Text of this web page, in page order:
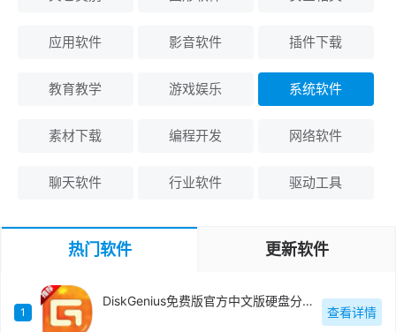
应用软件 影音软件 插件下载
教育教学 游戏娱乐 系统软件
素材下载 编程开发 网络软件
聊天软件 行业软件 驱动工具
热门软件 更新软件
1
DiskGenius免费版官方中文版硬盘分区-v5.4.2.1239
查看详情